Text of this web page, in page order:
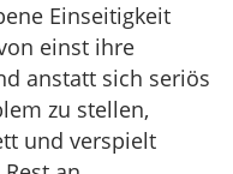
Einseitigkeit
einst ihre
anstatt sich seriös
zu stellen,
und verspielt